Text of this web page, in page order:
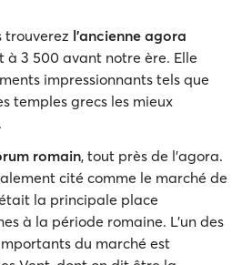
trouverez l'ancienne agora
à 3 500 avant notre ère. Elle
impressionnants tels que
temples grecs les mieux
romain, tout près de l'agora.
cité comme le marché de
la principale place
à la période romaine. L'un des
du marché est